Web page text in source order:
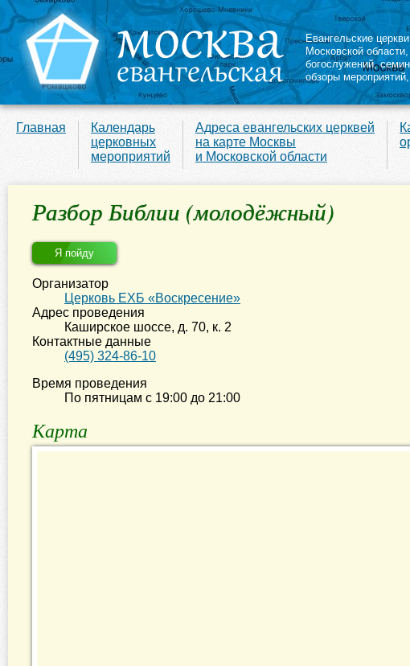
Евангельские
Московской области,
богослужений,
обзоры мероприятий,
Главная
Календарь
церковных
мероприятий
Адреса евангельских церквей
на карте Москвы
и Московской области
Разбор Библии (молодёжный)
Я пойду
Организатор
Церковь ЕХБ «Воскресение»
Адрес проведения
Каширское шоссе, д. 70, к. 2
Контактные данные
(495) 324-86-10
Время проведения
По пятницам с 19:00 до 21:00
Карта